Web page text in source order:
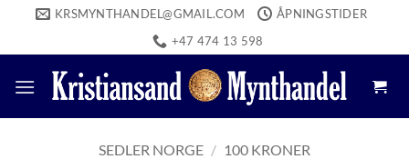
content
KRSMYNTHANDEL@GMAIL.COM
ÅPNINGSTIDER
+47 474 13 598
SEDLER NORGE / 100 KRONER